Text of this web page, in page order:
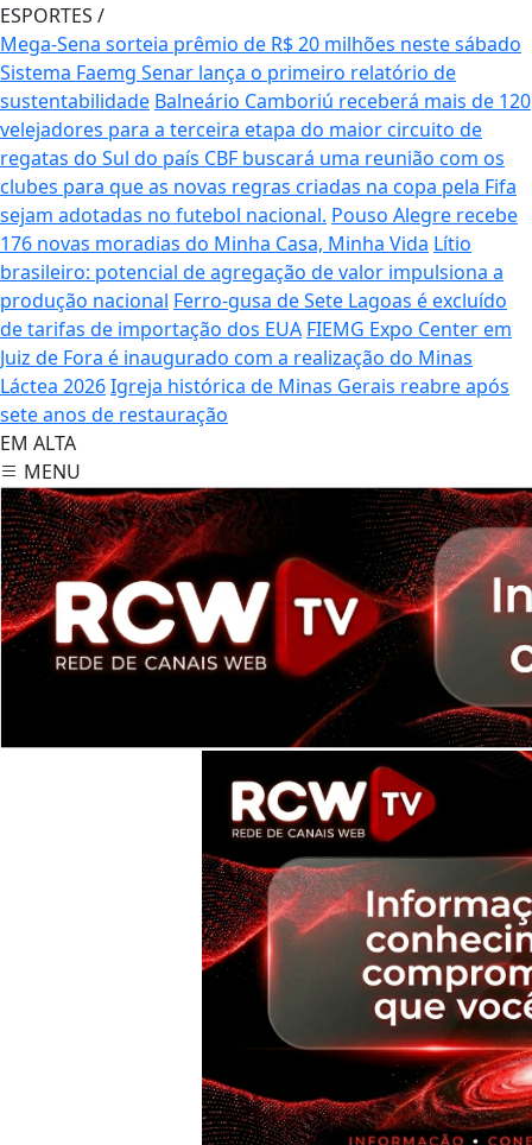
ESPORTES /
Mega-Sena sorteia prêmio de R$ 20 milhões neste sábado
Sistema Faemg Senar lança o primeiro relatório de
sustentabilidade Balneário Camboriú receberá mais de 120
velejadores para a terceira etapa do maior circuito de
regatas do Sul do país CBF buscará uma reunião com os
clubes para que as novas regras criadas na copa pela Fifa
sejam adotadas no futebol nacional. Pouso Alegre recebe
176 novas moradias do Minha Casa, Minha Vida Lítio
brasileiro: potencial de agregação de valor impulsiona a
produção nacional Ferro-gusa de Sete Lagoas é excluído
de tarifas de importação dos EUA FIEMG Expo Center em
Juiz de Fora é inaugurado com a realização do Minas
Láctea 2026Igreja histórica de Minas Gerais reabre após
sete anos de restauração
EM ALTA
MENU